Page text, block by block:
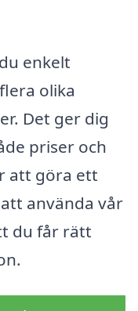
enkelt
olika
Det ger dig
priser och
att göra ett
använda vår
du får rätt